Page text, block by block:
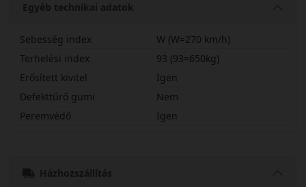
Egyéb technikai adatok
Sebesség index
W (W=270 km/h)
Terhelési index
93 (93=650kg)
Erősített kivitel
Igen
Defekttűrő gumi
Nem
Peremvédő
Igen
Házhozszállítás